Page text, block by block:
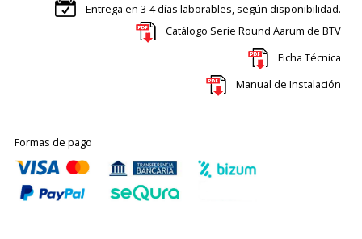
Entrega en 3-4 días laborables, según disponibilidad.
Catálogo Serie Round Aarum de BTV
Ficha Técnica
Manual de Instalación
Formas de pago